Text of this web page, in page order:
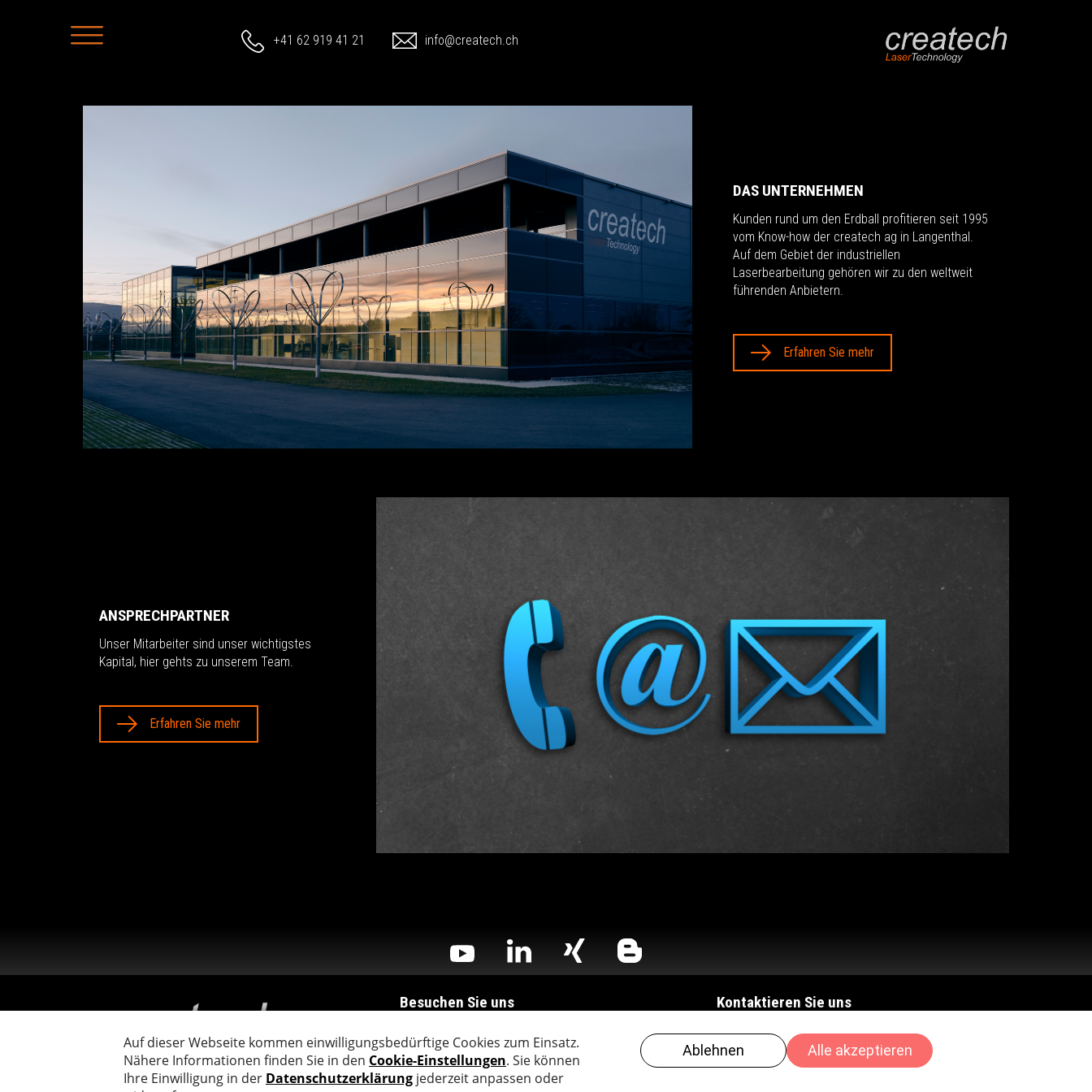
+41 62 919 41 21 info@createch.ch
DAS UNTERNEHMEN
Kunden rund um den Erdball profitieren seit 1995
vom Know-how der createch ag in Langenthal.
Auf dem Gebiet der industriellen
Laserbearbeitung gehören wir zu den weltweit
führenden Anbietern.
Erfahren Sie mehr
ANSPRECHPARTNER
Unser Mitarbeiter sind unser wichtigstes
Kapital, hier gehts zu unserem Team.
Erfahren Sie mehr
Zum Unternehmensporträt
Besuchen Sie uns
Gaswerkstrasse 92
4900 Langenthal
Kontaktieren Sie uns
Tel.+41 62 919 41 21
info@createch.ch